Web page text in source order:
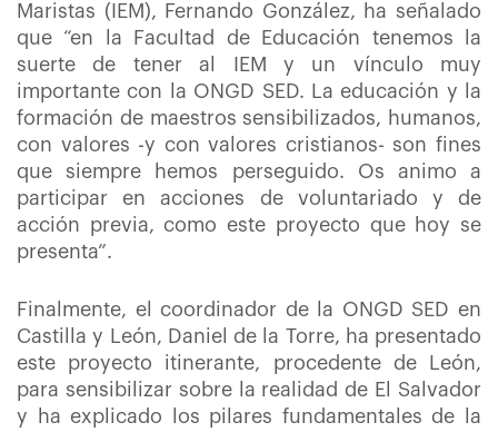
Maristas (IEM), Fernando González, ha señalado
que “en la Facultad de Educación tenemos la
suerte de tener al IEM y un vínculo muy
importante con la ONGD SED. La educación y la
formación de maestros sensibilizados, humanos,
con valores -y con valores cristianos- son fines
que siempre hemos perseguido. Os animo a
participar en acciones de voluntariado y de
acción previa, como este proyecto que hoy se
presenta”.
Finalmente, el coordinador de la ONGD SED en
Castilla y León, Daniel de la Torre, ha presentado
este proyecto itinerante, procedente de León,
para sensibilizar sobre la realidad de El Salvador
y ha explicado los pilares fundamentales de la